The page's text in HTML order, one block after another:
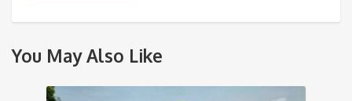
You May Also Like